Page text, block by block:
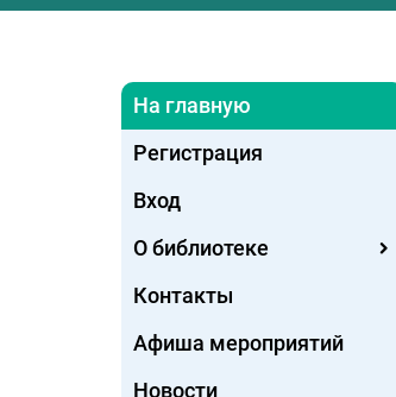
На главную
Регистрация
Вход
О библиотеке
Контакты
Афиша мероприятий
Новости